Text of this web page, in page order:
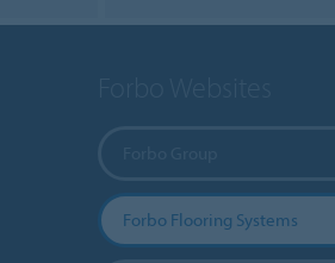
Forbo Flooring Systems